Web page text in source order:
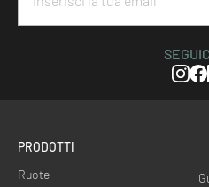
PRODOTTI
Ruote